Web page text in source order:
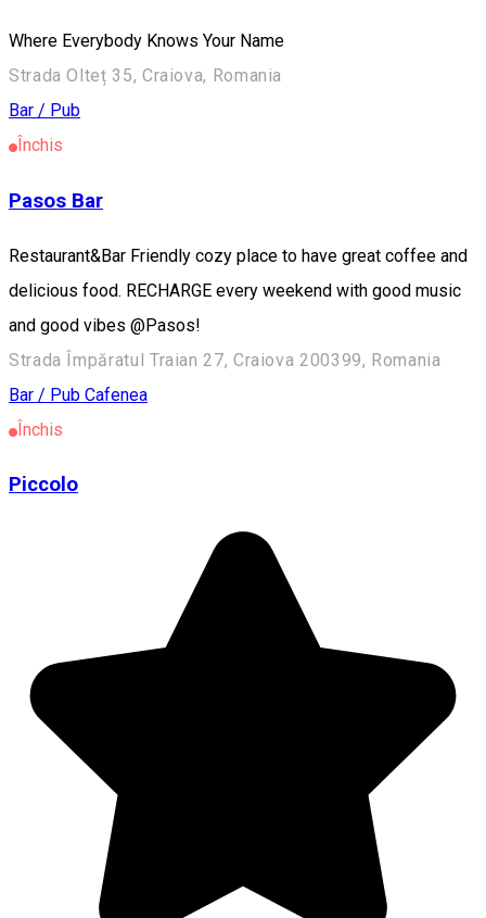
Where Everybody Knows Your Name
Strada Olteț 35, Craiova, Romania
Bar / Pub
Închis
Pasos Bar
Restaurant&Bar Friendly cozy place to have great coffee and
delicious food. RECHARGE every weekend with good music
and good vibes @Pasos!
Strada Împăratul Traian 27, Craiova 200399, Romania
Bar / Pub Cafenea
Închis
Piccolo